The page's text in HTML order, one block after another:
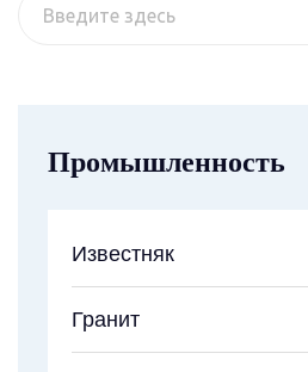
Промышленность
Известняк
Гранит